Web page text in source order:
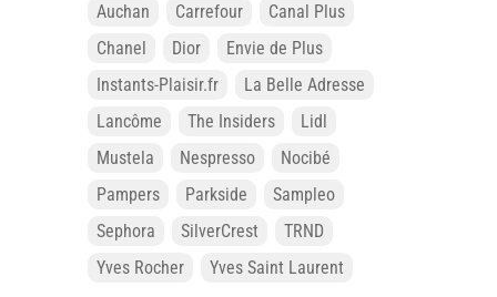
Auchan Carrefour
Canal Plus
Chanel
Dior
Envie de Plus
Instants-Plaisir.fr
La Belle Adresse
Lancôme
The Insiders
Lidl
Mustela
Nespresso
Nocibé
Pampers
Parkside
Sampleo
Sephora
SilverCrest
TRND
Yves Rocher
Yves Saint Laurent